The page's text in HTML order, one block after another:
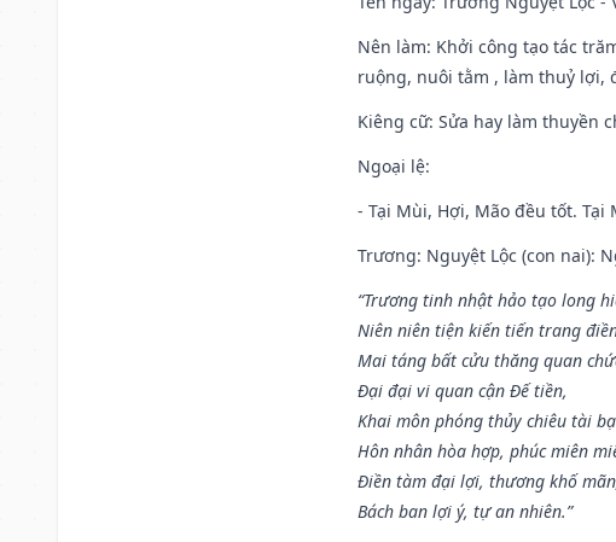
Nên làm: Khởi công tạo tác
ruộng, nuôi tằm , làm thuỷ lợi,
Kiêng cữ: Sửa hay làm thuyền
Ngoại lệ:
- Tại Mùi, Hợi, Mão đều tốt.
Trương: Nguyệt Lộc (con nai):
“Trương tinh nhật hảo tạo long
Niên niên tiện kiến tiến trang
Mai táng bất cửu thăng quan
Đại đại vi quan cận Đế tiền,
Khai môn phóng thủy chiêu tài
Hôn nhân hòa hợp, phúc miên
Điền tàm đại lợi, thương khố
Bách ban lợi ý, tự an nhiên.”